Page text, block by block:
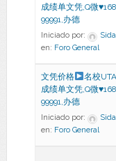
成绩单文凭,Q微
99991,办德
Iniciado por:
en: Foro General
文凭价格
名校
成绩单文凭,Q微♥
99991,办德
Iniciado por:
en: Foro General